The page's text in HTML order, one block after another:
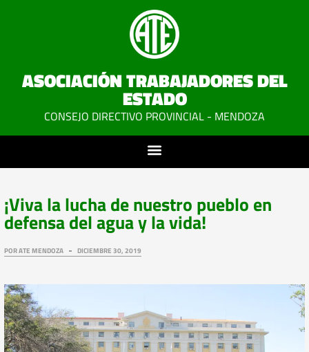
ASOCIACIÓN TRABAJADORES DEL
ESTADO
CONSEJO DIRECTIVO PROVINCIAL - MENDOZA
¡Viva la lucha de nuestro pueblo en
defensa del agua y la vida!
PORATE MENDOZA DICIEMBRE 30, 2019